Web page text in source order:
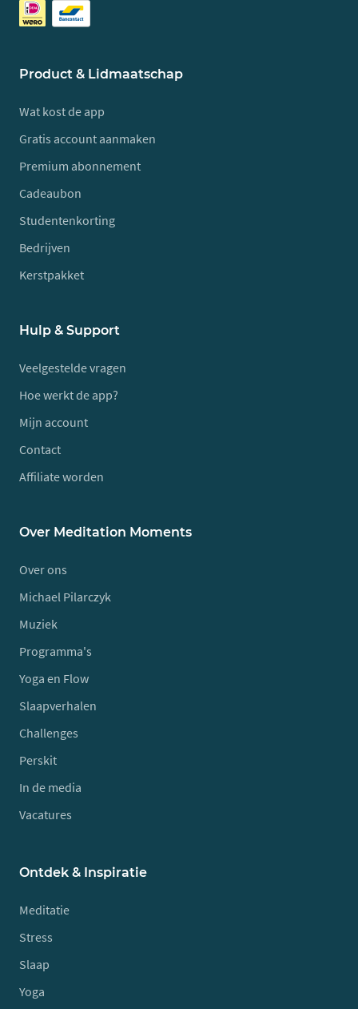
Product & Lidmaatschap
Wat kost de app
Gratis account aanmaken
Premium abonnement
Cadeaubon
Studentenkorting
Bedrijven
Kerstpakket
Hulp & Support
Veelgestelde vragen
Hoe werkt de app?
Mijn account
Contact
Affiliate worden
Over Meditation Moments
Over ons
Michael Pilarczyk
Muziek
Programma's
Yoga en Flow
Slaapverhalen
Challenges
Perskit
In de media
Vacatures
Ontdek & Inspiratie
Meditatie
Stress
Slaap
Yoga